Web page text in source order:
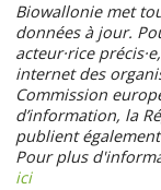
contenu
principal
Biowallonie met
données à jour.
acteur·rice
internet des
Commission
d’information, la
publient
Pour plus
ici